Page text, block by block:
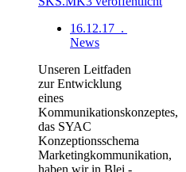
16.12.17 .
News
Unseren Leitfaden
zur Entwicklung
eines
Kommunikationskonzeptes,
das SYAC
Konzeptionsschema
Marketingkommunikation,